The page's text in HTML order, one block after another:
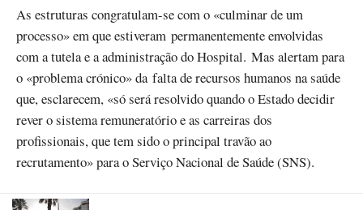
As estruturas congratulam-se com o «culminar de um
processo» em que estiveram permanentemente envolvidas
com a tutela e a administração do Hospital. Mas alertam para
o «problema crónico» da falta de recursos humanos na saúde
que, esclarecem, «só será resolvido quando o Estado decidir
rever o sistema remuneratório e as carreiras dos
profissionais, que tem sido o principal travão ao
recrutamento» para o Serviço Nacional de Saúde (SNS).